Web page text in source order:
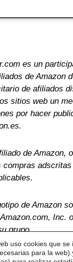
es un
de Amazon
de afiliados
sitios web un
por hacer
de Amazon,
compras
de Amazon
Inc.
grupo.
uso cookies que se
para la web)